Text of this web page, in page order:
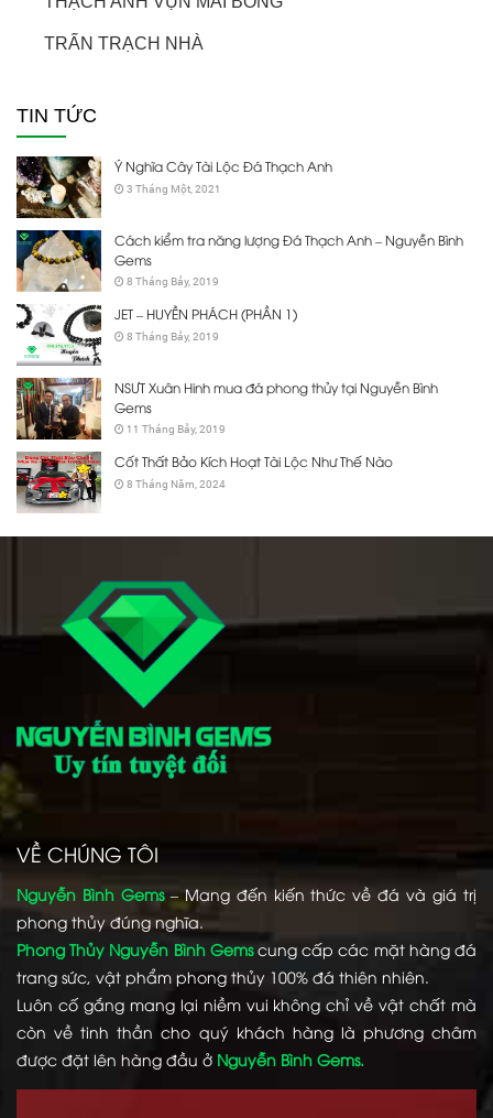
TRẤN TRẠCH NHÀ
TIN TỨC
Ý Nghĩa Cây Tài Lộc Đá Thạch Anh
3 Tháng Một, 2021
Cách kiểm tra năng lượng Đá Thạch Anh – Nguyễn Bình
Gems
8 Tháng Bảy, 2019
JET – HUYỀN PHÁCH (PHẦN 1)
8 Tháng Bảy, 2019
NSƯT Xuân Hinh mua đá phong thủy tại Nguyễn Bình
Gems
11 Tháng Bảy, 2019
Cốt Thất Bảo Kích Hoạt Tài Lộc Như Thế Nào
8 Tháng Năm, 2024
VỀ CHÚNG TÔI
Nguyễn Bình Gems– Mang đến kiến thức về đá và giá trị
phong thủy đúng nghĩa.
Phong Thủy Nguyễn Bình Gemscung cấp các mặt hàng đá
trang sức, vật phẩm phong thủy 100% đá thiên nhiên.
Luôn cố gắng mang lại niềm vui không chỉ về vật chất mà
còn về tinh thần cho quý khách hàng là phương châm
được đặt lên hàng đầu ở Nguyễn Bình Gems.